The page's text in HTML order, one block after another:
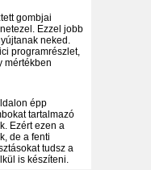
gombjai
Ezzel jobb
neked.
programrészlet,
mértékben
épp
tartalmazó
Ezért ezen a
de a fenti
tudsz a
is készíteni.